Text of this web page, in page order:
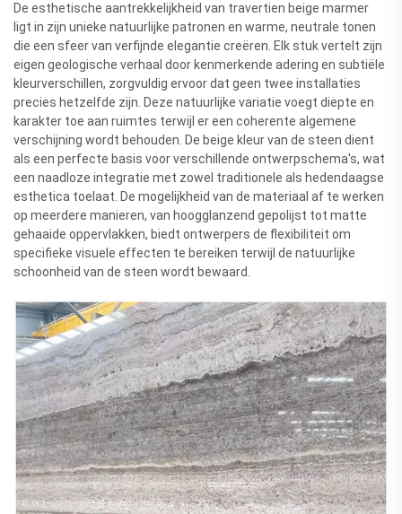
De esthetische aantrekkelijkheid van travertien beige marmer
ligt in zijn unieke natuurlijke patronen en warme, neutrale tonen
die een sfeer van verfijnde elegantie creëren. Elk stuk vertelt zijn
eigen geologische verhaal door kenmerkende adering en subtiële
kleurverschillen, zorgvuldig ervoor dat geen twee installaties
precies hetzelfde zijn. Deze natuurlijke variatie voegt diepte en
karakter toe aan ruimtes terwijl er een coherente algemene
verschijning wordt behouden. De beige kleur van de steen dient
als een perfecte basis voor verschillende ontwerpschema's, wat
een naadloze integratie met zowel traditionele als hedendaagse
esthetica toelaat. De mogelijkheid van de materiaal af te werken
op meerdere manieren, van hoogglanzend gepolijst tot matte
gehaaide oppervlakken, biedt ontwerpers de flexibiliteit om
specifieke visuele effecten te bereiken terwijl de natuurlijke
schoonheid van de steen wordt bewaard.